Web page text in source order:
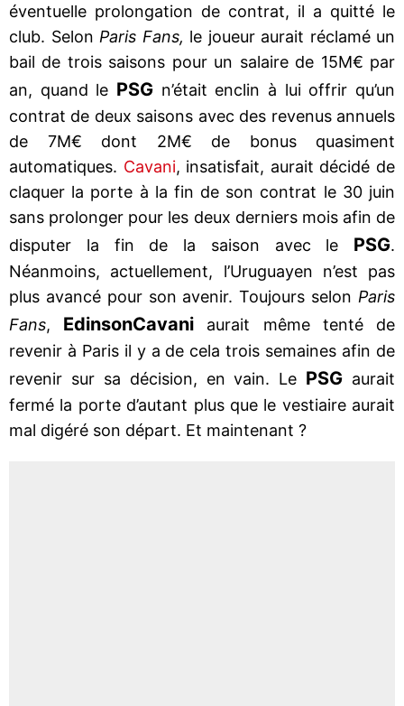
éventuelle prolongation de contrat, il a quitté le
club. Selon Paris Fans, le joueur aurait réclamé un
bail de trois saisons pour un salaire de 15M€ par
an, quand le PSG n’était enclin à lui offrir qu’un
contrat de deux saisons avec des revenus annuels
de 7M€ dont 2M€ de bonus quasiment
automatiques. Cavani, insatisfait, aurait décidé de
claquer la porte à la fin de son contrat le 30 juin
sans prolonger pour les deux derniers mois afin de
disputer la fin de la saison avec le PSG.
Néanmoins, actuellement, l’Uruguayen n’est pas
plus avancé pour son avenir. Toujours selon Paris
Fans, EdinsonCavani aurait même tenté de
revenir à Paris il y a de cela trois semaines afin de
revenir sur sa décision, en vain. Le PSG aurait
fermé la porte d’autant plus que le vestiaire aurait
mal digéré son départ. Et maintenant ?